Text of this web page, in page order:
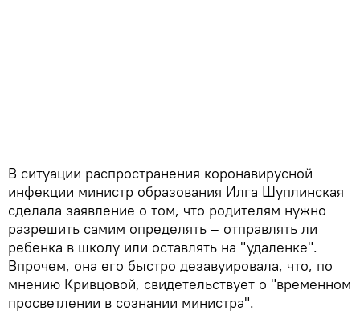
В ситуации распространения коронавирусной
инфекции министр образования Илга Шуплинская
сделала заявление о том, что родителям нужно
разрешить самим определять – отправлять ли
ребенка в школу или оставлять на "удаленке".
Впрочем, она его быстро дезавуировала, что, по
мнению Кривцовой, свидетельствует о "временном
просветлении в сознании министра".